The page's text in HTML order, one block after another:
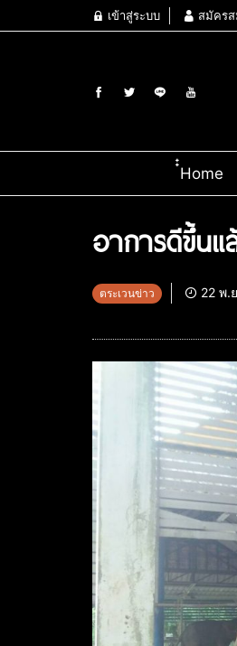
เข้าสู่ระบบ สมัคร
๋๋Home
อาการดีขึ้น
ตระเวนข่าว 22 พ.